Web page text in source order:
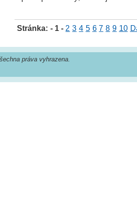
Stránka: - 1 - 2 3 4 5 6 7 8 9 10
práva vyhrazena.